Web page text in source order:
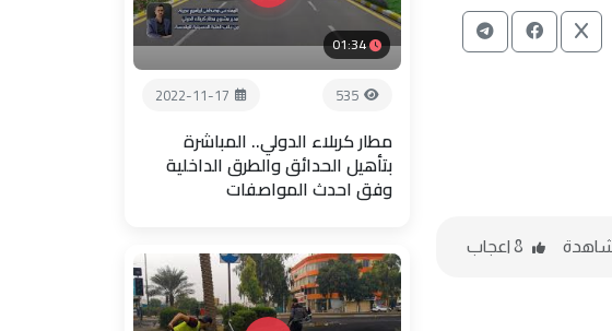
01:34
535
2022-11-17
مطار كربلاء الدولي.. المباشرة
بتأهيل الحدائق والطرق الداخلية
وفق احدث المواصفات